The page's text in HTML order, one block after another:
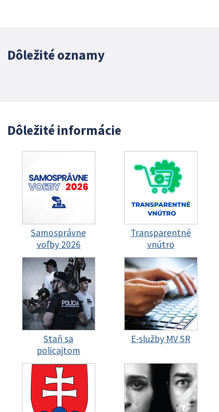
Dôležité oznamy
Dôležité informácie
Samosprávne
voľby 2026
Transparentné
vnútro
Staň sa
policajtom
E-služby MV SR